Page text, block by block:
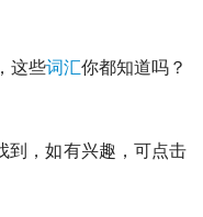
这些词汇你都知道吗？
到，如有兴趣，可点击